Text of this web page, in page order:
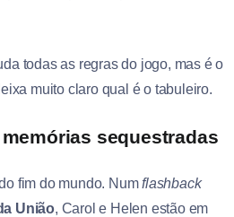
todas as regras do jogo, mas é o
muito claro qual é o tabuleiro.
sequestradas
fim do mundo. Numflashback
União, Carol e Helen estão em